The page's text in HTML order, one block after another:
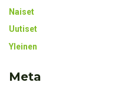
Naiset
Uutiset
Yleinen
Meta